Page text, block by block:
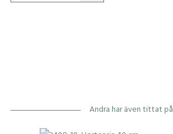
Andra har även tittat på